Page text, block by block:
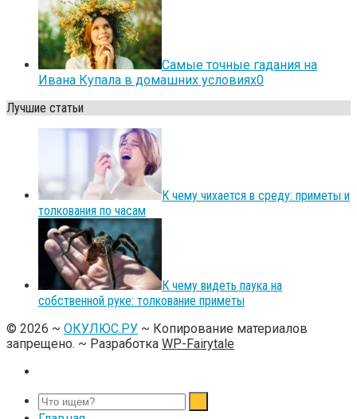
Самые точные гадания на
Ивана Купала в домашних условиях0
Лучшие статьи
К чему чихается в среду: приметы и
толкования по часам
К чему видеть паука на
собственной руке: толкование приметы
© 2026 ~ ОКУЛЮС.РУ ~ Копирование материалов
запрещено. ~ Разработка WP-Fairytale